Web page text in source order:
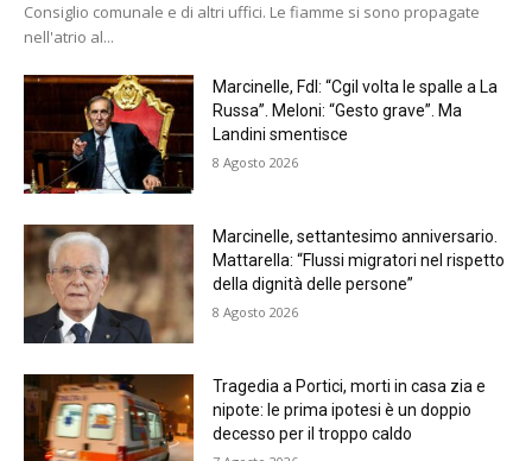
Consiglio comunale e di altri uffici. Le fiamme si sono propagate
nell'atrio al...
Marcinelle, FdI: “Cgil volta le spalle a La
Russa”. Meloni: “Gesto grave”. Ma
Landini smentisce
8 Agosto 2026
Marcinelle, settantesimo anniversario.
Mattarella: “Flussi migratori nel rispetto
della dignità delle persone”
8 Agosto 2026
Tragedia a Portici, morti in casa zia e
nipote: le prima ipotesi è un doppio
decesso per il troppo caldo